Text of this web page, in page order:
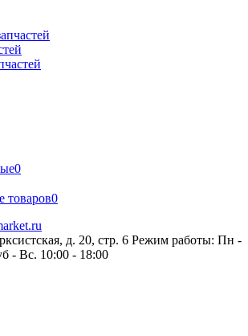
0
товаров0
д. 20, стр. 6 Режим работы: Пн -
- Вс. 10:00 - 18:00